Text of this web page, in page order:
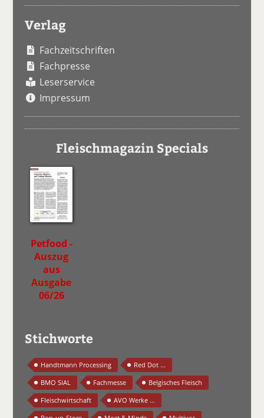
Verlag
Fachzeitschriften
Fachpresse
Leserservice
Impressum
Fleischmagazin Specials
Petfood -
Auszug
aus
Ausgabe
06/26
Stichworte
Handtmann Processing
Red Dot ...
BMO SIAL
Fachmesse
Belgisches Fleisch
Fleischwirtschaft
AVO Werke ...